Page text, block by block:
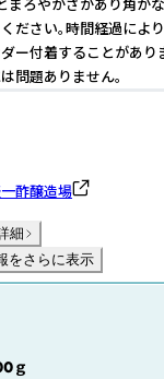
まろやかさがあり角が
ださい。時間経過によ
ー付着することがあり
問題ありません。
酢醸造場
細
をさらに表示
ｇ